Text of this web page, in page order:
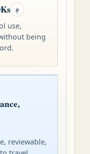
#
use,
being
reviewable,